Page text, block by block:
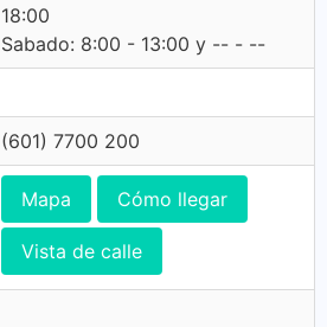
18:00
Sabado: 8:00 - 13:00 y -- - --
(601) 7700 200
Mapa Cómo llegar
Vista de calle